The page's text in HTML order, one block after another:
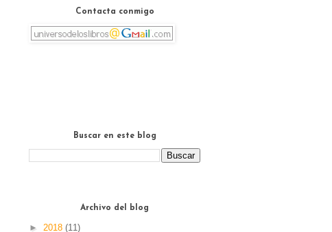
Contacta conmigo
Buscar en este blog
Archivo del blog
► 2018 (11)